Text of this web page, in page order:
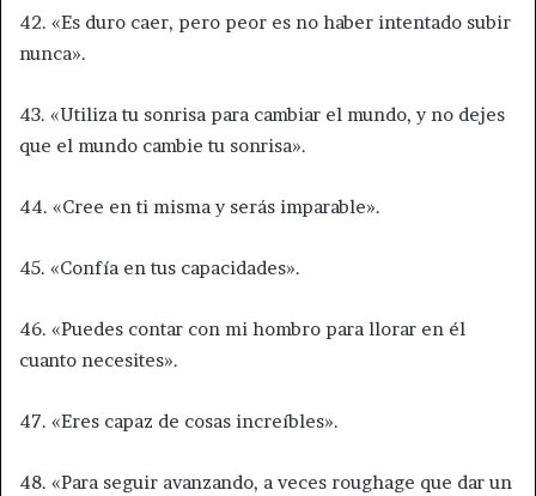
42. «Es duro caer, pero peor es no haber intentado subir
nunca».
43. «Utiliza tu sonrisa para cambiar el mundo, y no dejes
que el mundo cambie tu sonrisa».
44. «Cree en ti misma y serás imparable».
45. «Confía en tus capacidades».
46. «Puedes contar con mi hombro para llorar en él
cuanto necesites».
47. «Eres capaz de cosas increíbles».
48. «Para seguir avanzando, a veces roughage que dar un